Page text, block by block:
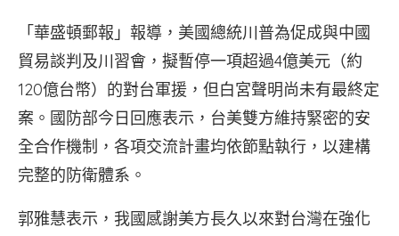
「華盛頓郵報」報導，美國總統川普為促成與中國
貿易談判及川習會，擬暫停一項超過4億美元（約
120億台幣）的對台軍援，但白宮聲明尚未有最終定
案。國防部今日回應表示，台美雙方維持緊密的安
全合作機制，各項交流計畫均依節點執行，以建構
完整的防衛體系。
郭雅慧表示，我國感謝美方長久以來對台灣在強化